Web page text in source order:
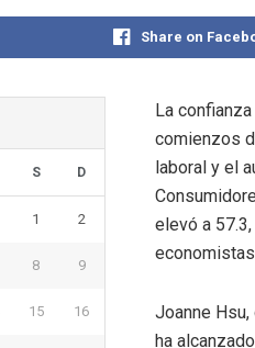
Share on
La
comienzos
laboral y el
elevó a
Joanne
ha
S D
1 2
8 9
15 16